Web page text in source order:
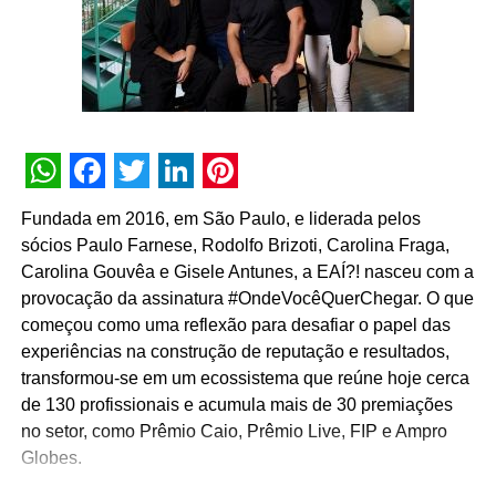
“Esse trabalho de muitas mãos deu lugar a um dos
maiores ecossistemas de incentivo e relacionamento do
agronegócio brasileiro”, afirma a executiva. “Desde as
expectativa de construir relações sustentáveis no agro.
comerciais, transformando essa interação em planos de
ação efetivos e coordenados”, completa.
TÓPICOS RELACIONADOS:
A SEGUIR
MCI anuncia crescimento de 64% em 2022
NÃO PERCA
BigDay se junta ao time de inovação da Ambev
no Programa Além
WhatsApp
Facebook
Twitter
LinkedIn
Pinterest
Fundada em 2016, em São Paulo, e liderada pelos
sócios Paulo Farnese, Rodolfo Brizoti, Carolina Fraga,
Carolina Gouvêa e Gisele Antunes, a EAÍ?! nasceu com a
provocação da assinatura #OndeVocêQuerChegar. O que
começou como uma reflexão para desafiar o papel das
experiências na construção de reputação e resultados,
transformou-se em um ecossistema que reúne hoje cerca
de 130 profissionais e acumula mais de 30 premiações
no setor, como Prêmio Caio, Prêmio Live, FIP e Ampro
Globes.